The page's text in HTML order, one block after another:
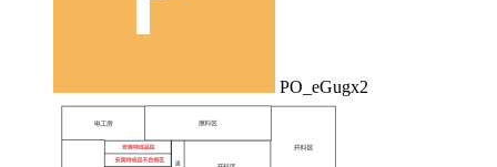
PO_eGugx2